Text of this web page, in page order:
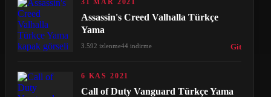
31 MAR 2021
Assassin's Creed Valhalla Türkçe
Yama
3.592 izlenme44 indirme Git
6 KAS 2021
Call of Duty Vanguard Türkçe Yama